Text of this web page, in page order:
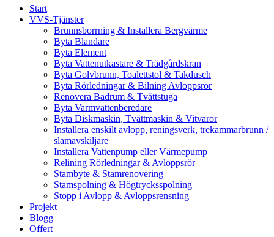
Start
VVS-Tjänster
Brunnsborrning & Installera Bergvärme
Byta Blandare
Byta Element
Byta Vattenutkastare & Trädgårdskran
Byta Golvbrunn, Toalettstol & Takdusch
Byta Rörledningar & Bilning Avloppsrör
Renovera Badrum & Tvättstuga
Byta Varmvattenberedare
Byta Diskmaskin, Tvättmaskin & Vitvaror
Installera enskilt avlopp, reningsverk, trekammarbrunn /
slamavskiljare
Installera Vattenpump eller Värmepump
Relining Rörledningar & Avloppsrör
Stambyte & Stamrenovering
Stamspolning & Högtrycksspolning
Stopp i Avlopp & Avloppsrensning
Projekt
Blogg
Offert